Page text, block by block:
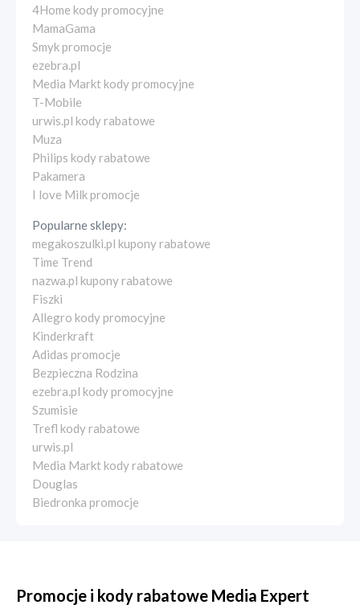
4Home kody promocyjne
MamaGama
Smyk promocje
ezebra.pl
Media Markt kody promocyjne
T-Mobile
urwis.pl kody rabatowe
Muza
Philips kody rabatowe
Pakamera
I love Milk promocje
Popularne sklepy:
megakoszulki.pl kupony rabatowe
Time Trend
nazwa.pl kupony rabatowe
Fiszki
Allegro kody promocyjne
Kinderkraft
Adidas promocje
Bezpieczna Rodzina
ezebra.pl kody promocyjne
Szumisie
Trefl kody rabatowe
urwis.pl
Media Markt kody rabatowe
Douglas
Biedronka promocje
Promocje i kody rabatowe Media Expert